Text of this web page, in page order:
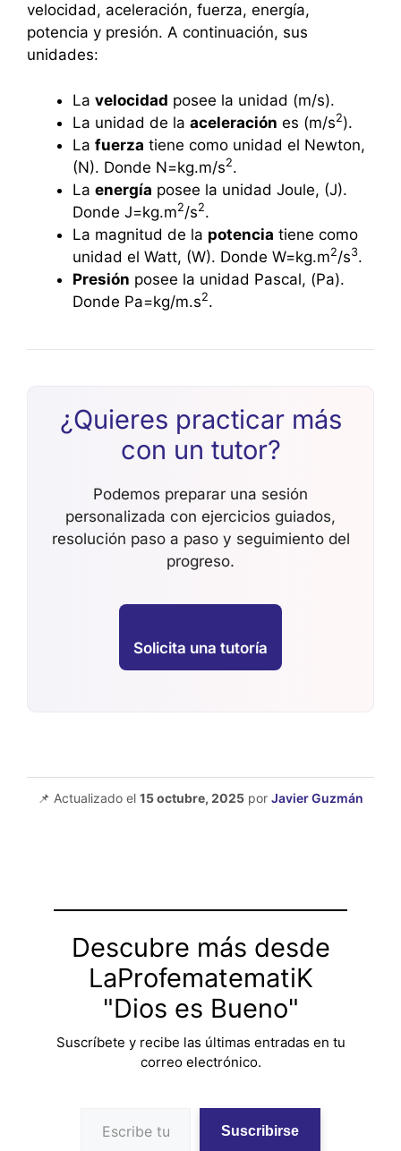
velocidad, aceleración, fuerza, energía,
potencia y presión. A continuación, sus
unidades:
La velocidad posee la unidad (m/s).
La unidad de la aceleración es (m/s2).
La fuerza tiene como unidad el Newton,
(N). Donde N=kg.m/s2.
La energía posee la unidad Joule, (J).
Donde J=kg.m2/s2.
La magnitud de la potencia tiene como
unidad el Watt, (W). Donde W=kg.m2/s3.
Presión posee la unidad Pascal, (Pa).
Donde Pa=kg/m.s2.
¿Quieres practicar más
con un tutor?
Podemos preparar una sesión
personalizada con ejercicios guiados,
resolución paso a paso y seguimiento del
progreso.
Solicita una tutoría
📌 Actualizado el 15 octubre, 2025 por Javier Guzmán
Descubre más desde
LaProfematematiK
"Dios es Bueno"
Suscríbete y recibe las últimas entradas en tu
correo electrónico.
Suscribirse